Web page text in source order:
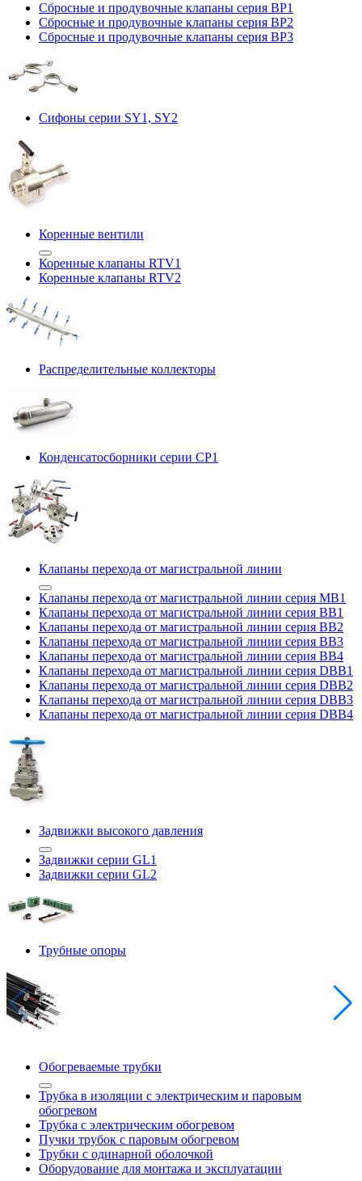
Сбросные и продувочные клапаны серия BP1
Сбросные и продувочные клапаны серия BP2
Сбросные и продувочные клапаны серия BP3
Сифоны серии SY1, SY2
Коренные вентили
Коренные клапаны RTV1
Коренные клапаны RTV2
Распределительные коллекторы
Конденсатосборники серии CP1
Клапаны перехода от магистральной линии
Клапаны перехода от магистральной линии серия MB1
Клапаны перехода от магистральной линии серия BB1
Клапаны перехода от магистральной линии серия BB2
Клапаны перехода от магистральной линии серия BB3
Клапаны перехода от магистральной линии серия BB4
Клапаны перехода от магистральной линии серия DBB1
Клапаны перехода от магистральной линии серия DBB2
Клапаны перехода от магистральной линии серия DBB3
Клапаны перехода от магистральной линии серия DBB4
Задвижки высокого давления
Задвижки серии GL1
Задвижки серии GL2
Трубные опоры
Обогреваемые трубки
Трубка в изоляции с электрическим и паровым
обогревом
Трубка с электрическим обогревом
Пучки трубок с паровым обогревом
Трубки с одинарной оболочкой
Оборудование для монтажа и эксплуатации